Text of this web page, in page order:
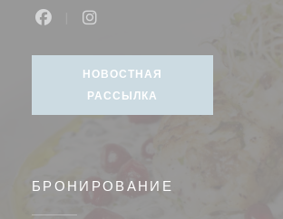
НОВОСТНАЯ
РАССЫЛКА
БРОНИРОВАНИЕ